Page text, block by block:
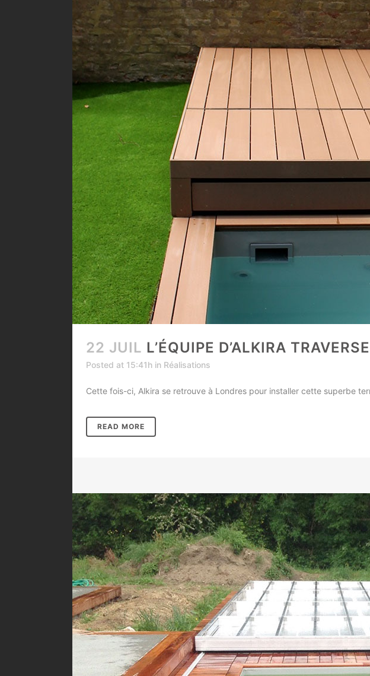
22 JUIL L’ÉQUIPE D’ALKIRA
Posted at 15:41h in Réalisations
Cette fois-ci, Alkira se retrouve à Londres pour installer cette superbe
READ MORE